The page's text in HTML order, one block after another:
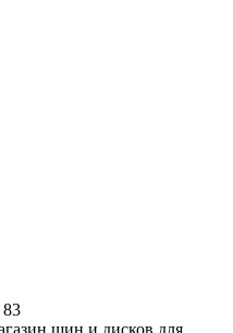
шин и дисков для